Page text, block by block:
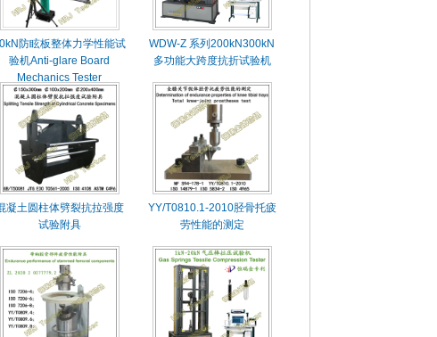
防眩板整体力学性能试
验机Anti-glare Board
Mechanics Tester
WDW-Z 系列200kN300kN
多功能大跨度抗折试验机
凝土圆柱体劈裂抗拉强度
试验附具
YY/T0810.1-2010胫骨托疲
劳性能的测定